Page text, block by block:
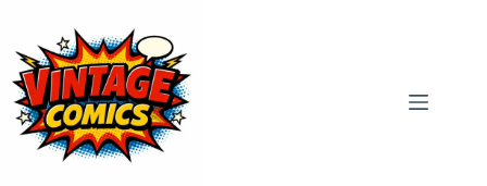
treści